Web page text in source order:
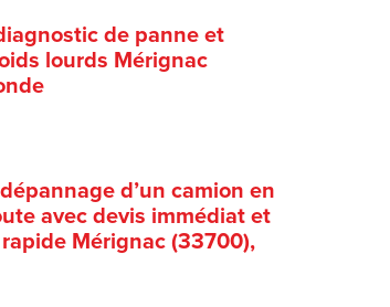
de panne et
lourds Mérignac
d’un camion en
avec devis immédiat et
Mérignac (33700),